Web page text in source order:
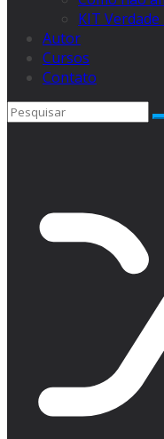
KIT
Autor
Cursos
Contato